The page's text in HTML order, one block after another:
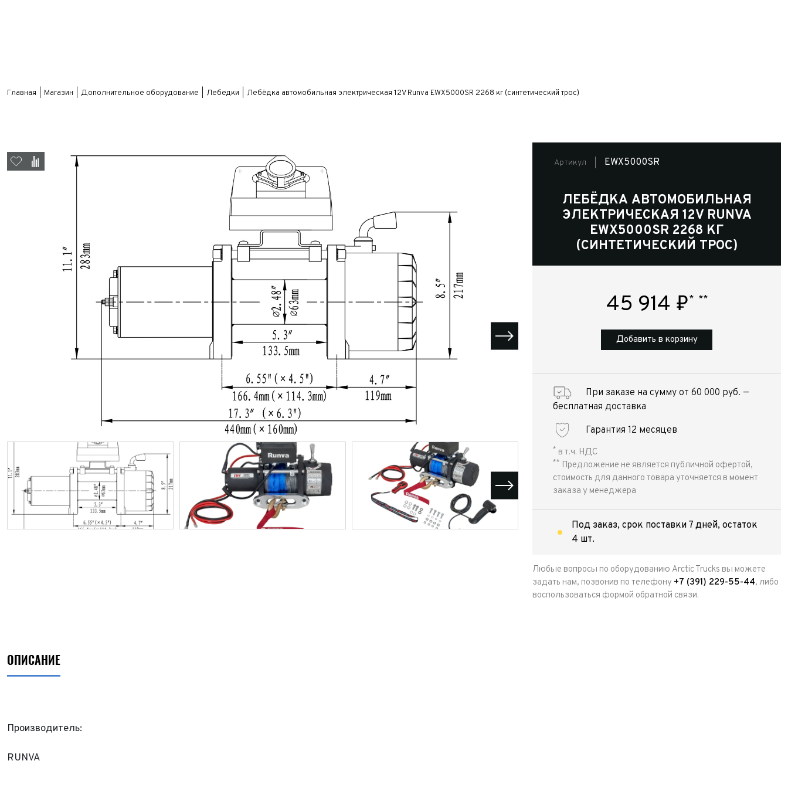
Главная Магазин Дополнительное оборудование Лебедки Лебёдка автомобильная электрическая 12V Runva EWX5000SR 2268 кг (синтетический трос)
Артикул EWX5000SR
ЛЕБЁДКА АВТОМОБИЛЬНАЯ
ЭЛЕКТРИЧЕСКАЯ 12V RUNVA
EWX5000SR 2268 КГ
(СИНТЕТИЧЕСКИЙ ТРОС)
45 914 ₽* **
Добавить в корзину
При заказе на сумму от 60 000 руб. —
бесплатная доставка
Гарантия 12 месяцев
* в т.ч. НДС
** Предложение не является публичной офертой,
стоимость для данного товара уточняется в момент
заказа у менеджера
Под заказ, срок поставки 7 дней, остаток
4 шт.
Любые вопросы по оборудованию Arctic Trucks вы можете
задать нам, позвонив по телефону +7 (391) 229-55-44, либо
воспользоваться формой обратной связи.
ОПИСАНИЕ
Производитель:
RUNVA